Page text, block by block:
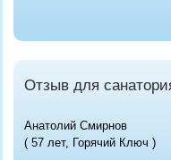
Отзыв для
Анатолий Смирнов
( 57 лет, Горячий Ключ )